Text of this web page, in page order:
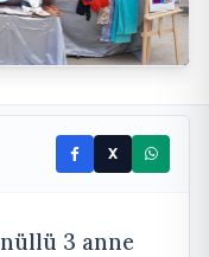
X
3 anne